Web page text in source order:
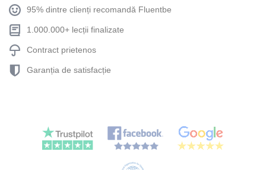
95% dintre clienți recomandă Fluentbe
1.000.000+ lecții finalizate
Contract prietenos
Garanția de satisfacție